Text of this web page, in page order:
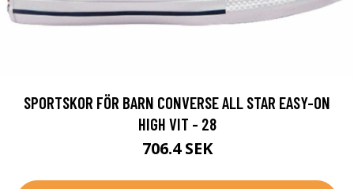
SPORTSKOR FÖR BARN CONVERSE ALL STAR EASY-ON
HIGH VIT - 28
706.4 SEK